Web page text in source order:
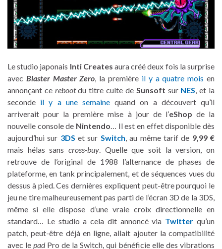
Le studio japonais Inti Creates aura créé deux fois la surprise
avec Blaster Master Zero , la première il y a quatre mois en
annonçant ce rebootdu titre culte de Sunsoft sur NES , et la
seconde il y a une semaine quand on a découvert qu’il
arriverait pour la première mise à jour de l’eShop de la
nouvelle console de Nintendo … Il est en effet disponible dès
aujourd’hui sur 3DS et sur Switch , au même tarif de 9,99 €
mais hélas sans cross-buy . Quelle que soit la version, on
retrouve de l’original de 1988 l’alternance de phases de
plateforme, en tank principalement, et de séquences vues du
dessus à pied. Ces dernières expliquent peut-être pourquoi le
jeu ne tire malheureusement pas parti de l’écran 3D de la 3DS,
même si elle dispose d’une vraie croix directionnelle en
standard… Le studio a cela dit annoncé via Twitter qu’un
patch, peut-être déjà en ligne, allait ajouter la compatibilité
avec le padPro de la Switch, qui bénéficie elle des vibrations